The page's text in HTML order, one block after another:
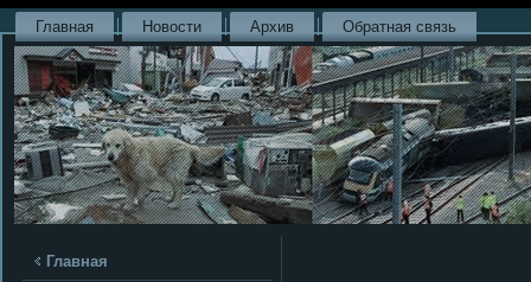
Главная Новости Архив Обратная связь
Главная